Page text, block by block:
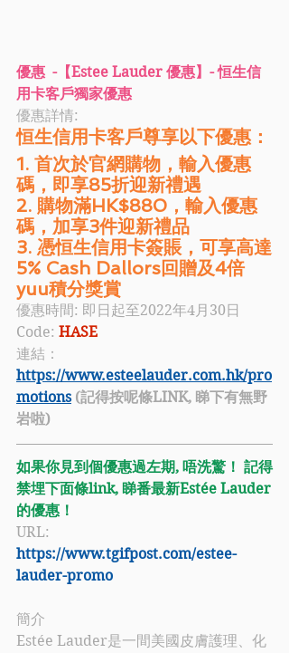
優惠  -【Estee Lauder 優惠】- 恒生信
用卡客戶獨家優惠
優惠詳情:
恒生信用卡客戶尊享以下優惠：
1. 首次於官網購物，輸入優惠
碼，即享85折迎新禮遇
2. 購物滿HK$880，輸入優惠
碼，加享3件迎新禮品
3. 憑恒生信用卡簽賬，可享高達
5% Cash Dallors回贈及4倍
yuu積分獎賞
優惠時間: 即日起至2022年4月30日
Code: HASE
連結：
https://www.esteelauder.com.hk/pro
motions (記得按呢條LINK, 睇下有無野
岩啦)
如果你見到個優惠過左期, 唔洗驚！ 記得
禁埋下面條link, 睇番最新Estée Lauder
的優惠！
URL:
https://www.tgifpost.com/estee-
lauder-promo
簡介
Estée Lauder是一間美國皮膚護理、化